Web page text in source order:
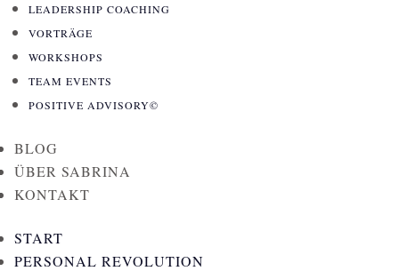
LEADERSHIP COACHING
VORTRÄGE
WORKSHOPS
TEAM EVENTS
POSITIVE ADVISORY©
BLOG
ÜBER SABRINA
KONTAKT
START
PERSONAL REVOLUTION